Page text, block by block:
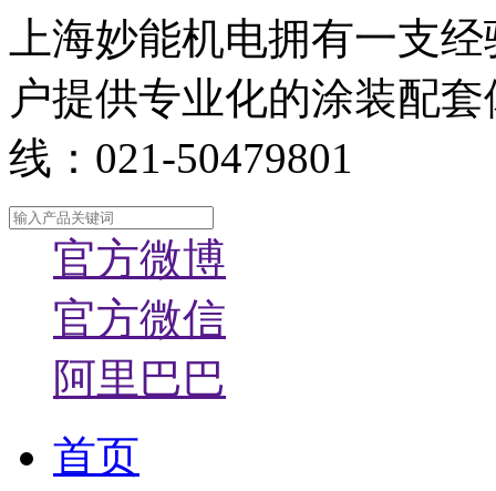
上海妙能机电拥有一支
户提供专业化的涂装配
线：021-50479801
官方微博
官方微信
阿里巴巴
首页